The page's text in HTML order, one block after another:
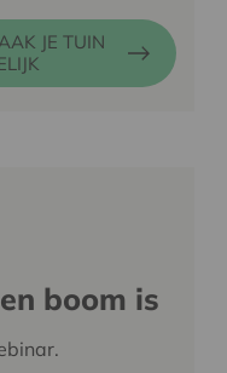
JE TUIN
boom is